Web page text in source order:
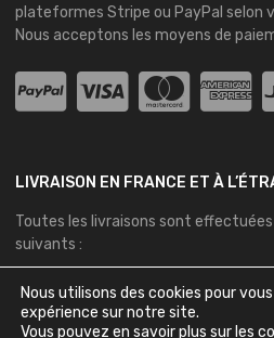
plateformes Stripe ou PayPal selon
Nous acceptons les moyens de
LIVRAISON EN FRANCE ET À
Toutes les livraisons sont
suivants :
Nous utilisons des cookies pour
expérience sur notre site.
Vous pouvez en savoir plus sur les